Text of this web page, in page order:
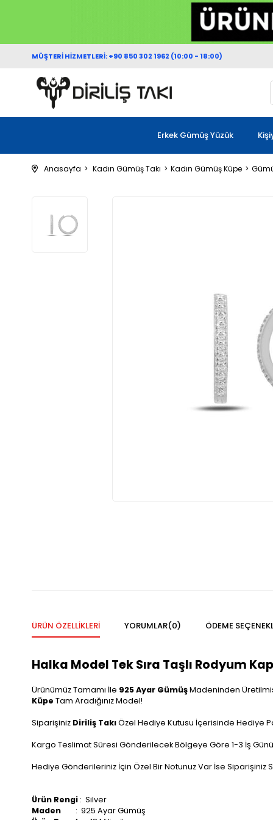
MÜŞTERİ HİZMETLERİ: +90 850 302 1962 (10:00 - 18:00)
Erkek Gümüş Yüzük
Anasayfa Kadın Gümüş Takı Kadın Gümüş Küpe
ÜRÜN ÖZELLIKLERI YORUMLAR(0) ÖDEME
Halka Model Tek Sıra Taşlı Rodyum
Ürünümüz Tamamı İle 925 Ayar GümüşMadeninden
Küpe Tam Aradığınız Model!
Siparişiniz Diriliş TakıÖzel Hediye Kutusu İçerisinde Hediye
Kargo Teslimat Süresi Gönderilecek Bölgeye Göre 1-3 İş
Hediye Gönderileriniz İçin Özel Bir Notunuz Var İse Siparişiniz
Ürün Rengi : Silver
Maden : 925 Ayar Gümüş